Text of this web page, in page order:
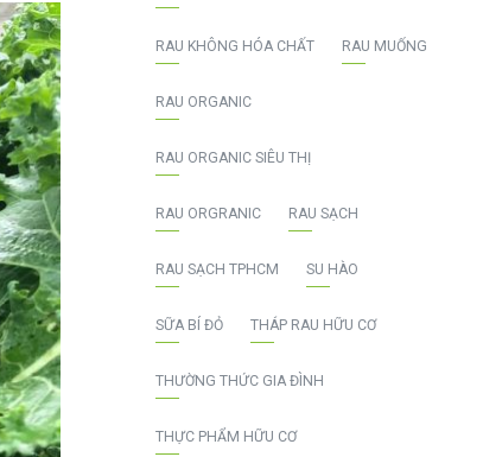
RAU KHÔNG HÓA CHẤT RAU MUỐNG
RAU ORGANIC
RAU ORGANIC SIÊU THỊ
RAU ORGRANIC RAU SẠCH
RAU SẠCH TPHCM SU HÀO
SỮA BÍ ĐỎ THÁP RAU HỮU CƠ
THƯỜNG THỨC GIA ĐÌNH
THỰC PHẨM HỮU CƠ